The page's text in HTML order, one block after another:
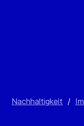
Nachhaltigkeit /